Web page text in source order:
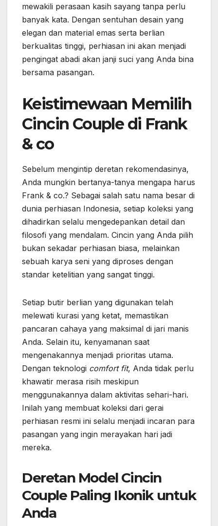
mewakili perasaan kasih sayang tanpa perlu
banyak kata. Dengan sentuhan desain yang
elegan dan material emas serta berlian
berkualitas tinggi, perhiasan ini akan menjadi
pengingat abadi akan janji suci yang Anda bina
bersama pasangan.
Keistimewaan Memilih
Cincin Couple di Frank
& co
Sebelum mengintip deretan rekomendasinya,
Anda mungkin bertanya-tanya mengapa harus
Frank & co.? Sebagai salah satu nama besar di
dunia perhiasan Indonesia, setiap koleksi yang
dihadirkan selalu mengedepankan detail dan
filosofi yang mendalam. Cincin yang Anda pilih
bukan sekadar perhiasan biasa, melainkan
sebuah karya seni yang diproses dengan
standar ketelitian yang sangat tinggi.
Setiap butir berlian yang digunakan telah
melewati kurasi yang ketat, memastikan
pancaran cahaya yang maksimal di jari manis
Anda. Selain itu, kenyamanan saat
mengenakannya menjadi prioritas utama.
Dengan teknologi comfort fit, Anda tidak perlu
khawatir merasa risih meskipun
menggunakannya dalam aktivitas sehari-hari.
Inilah yang membuat koleksi dari gerai
perhiasan resmi ini selalu menjadi incaran para
pasangan yang ingin merayakan hari jadi
mereka.
Deretan Model Cincin
Couple Paling Ikonik untuk
Anda